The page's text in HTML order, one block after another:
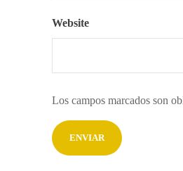
Website
Los campos marcados son